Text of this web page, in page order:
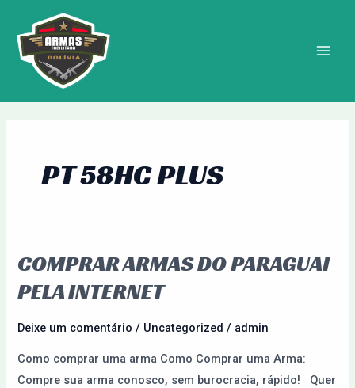
para
conteúdo
PT 58HC PLUS
COMPRAR ARMAS DO PARAGUAI
PELA INTERNET
Deixe um comentário / Uncategorized / admin
Como comprar uma arma Como Comprar uma Arma:
Compre sua arma conosco, sem burocracia, rápido! Quer
Comprar
do
Paraguai
Internet